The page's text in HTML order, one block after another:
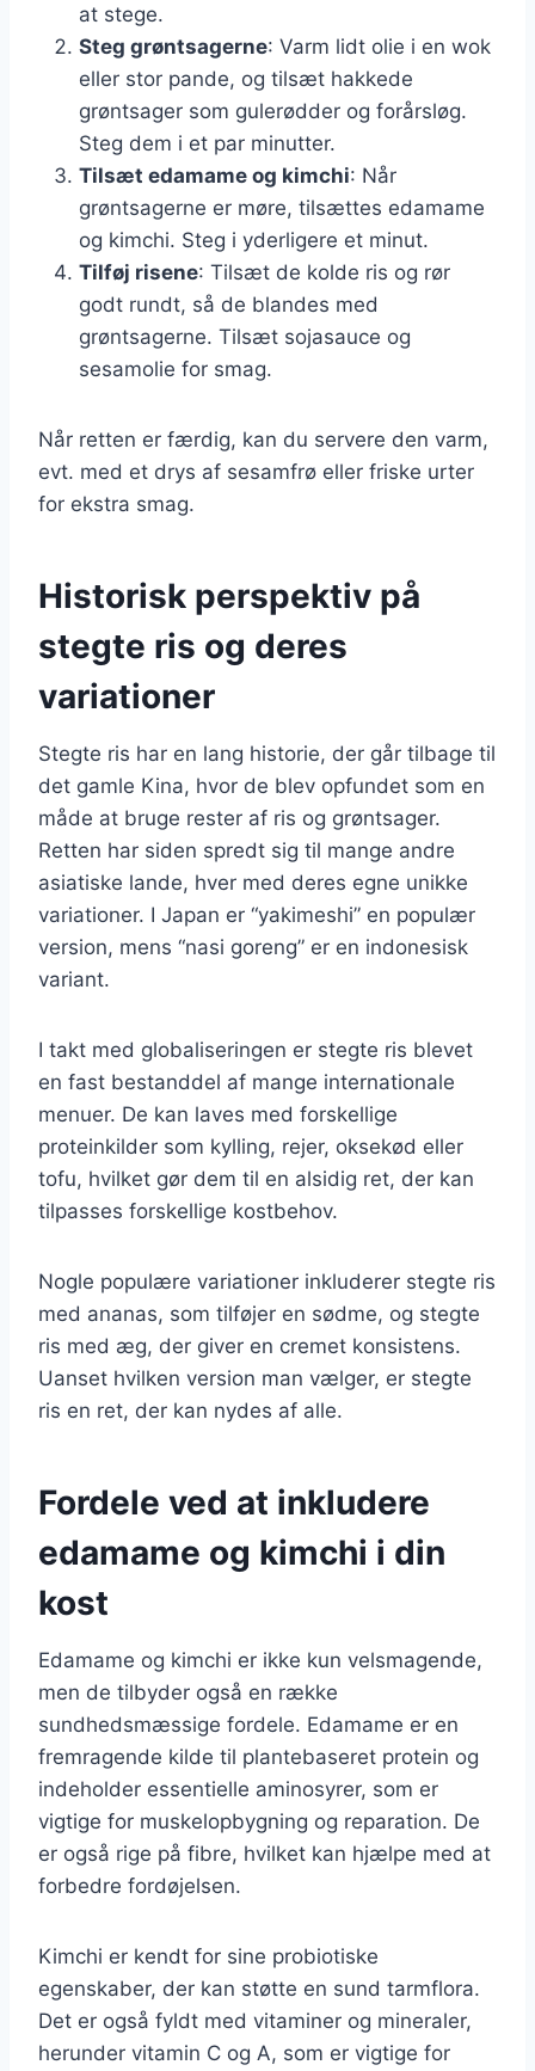
at stege.
Steg grøntsagerne: Varm lidt olie i en wok
eller stor pande, og tilsæt hakkede
grøntsager som gulerødder og forårsløg.
Steg dem i et par minutter.
Tilsæt edamame og kimchi: Når
grøntsagerne er møre, tilsættes edamame
og kimchi. Steg i yderligere et minut.
Tilføj risene: Tilsæt de kolde ris og rør
godt rundt, så de blandes med
grøntsagerne. Tilsæt sojasauce og
sesamolie for smag.
Når retten er færdig, kan du servere den varm,
evt. med et drys af sesamfrø eller friske urter
for ekstra smag.
Historisk perspektiv på
stegte ris og deres
variationer
Stegte ris har en lang historie, der går tilbage til
det gamle Kina, hvor de blev opfundet som en
måde at bruge rester af ris og grøntsager.
Retten har siden spredt sig til mange andre
asiatiske lande, hver med deres egne unikke
variationer. I Japan er “yakimeshi” en populær
version, mens “nasi goreng” er en indonesisk
variant.
I takt med globaliseringen er stegte ris blevet
en fast bestanddel af mange internationale
menuer. De kan laves med forskellige
proteinkilder som kylling, rejer, oksekød eller
tofu, hvilket gør dem til en alsidig ret, der kan
tilpasses forskellige kostbehov.
Nogle populære variationer inkluderer stegte ris
med ananas, som tilføjer en sødme, og stegte
ris med æg, der giver en cremet konsistens.
Uanset hvilken version man vælger, er stegte
ris en ret, der kan nydes af alle.
Fordele ved at inkludere
edamame og kimchi i din
kost
Edamame og kimchi er ikke kun velsmagende,
men de tilbyder også en række
sundhedsmæssige fordele. Edamame er en
fremragende kilde til plantebaseret protein og
indeholder essentielle aminosyrer, som er
vigtige for muskelopbygning og reparation. De
er også rige på fibre, hvilket kan hjælpe med at
forbedre fordøjelsen.
Kimchi er kendt for sine probiotiske
egenskaber, der kan støtte en sund tarmflora.
Det er også fyldt med vitaminer og mineraler,
herunder vitamin C og A, som er vigtige for